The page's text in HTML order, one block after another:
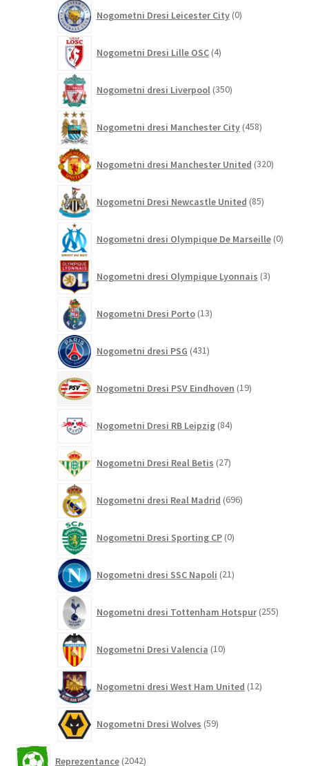
Nogometni Dresi Leicester City 0izdelkov
Nogometni Dresi Lille OSC 4izdelki
Nogometni dresi Liverpool 350izdelkov
Nogometni dresi Manchester City 458izdelkov
Nogometni dresi Manchester United 320izdelkov
Nogometni Dresi Newcastle United 85izdelkov
Nogometni dresi Olympique De Marseille 0
Nogometni dresi Olympique Lyonnais 3izdelki
Nogometni Dresi Porto 13izdelkov
Nogometni dresi PSG 431izdelkov
Nogometni Dresi PSV Eindhoven 19izdelkov
Nogometni Dresi RB Leipzig 84izdelkov
Nogometni Dresi Real Betis 27izdelkov
Nogometni dresi Real Madrid 696izdelkov
Nogometni Dresi Sporting CP 0izdelkov
Nogometni dresi SSC Napoli 21izdelkov
Nogometni dresi Tottenham Hotspur 255
Nogometni Dresi Valencia 10izdelkov
Nogometni dresi West Ham United 12izdelkov
Nogometni Dresi Wolves 59izdelkov
Reprezentance 2042